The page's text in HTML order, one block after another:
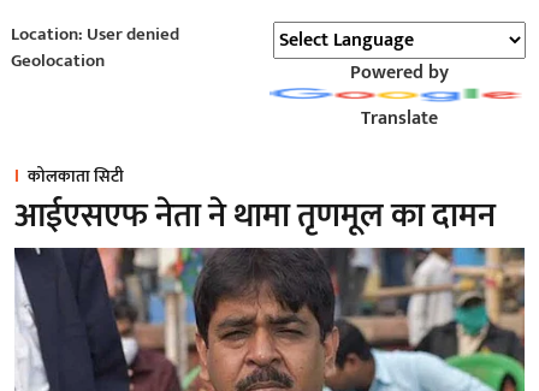
Location: User denied
Geolocation
Powered by
Translate
कोलकाता सिटी
आईएसएफ नेता ने थामा तृणमूल का दामन